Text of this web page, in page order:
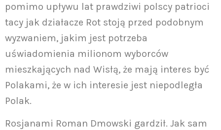
pomimo upływu lat prawdziwi polscy patrioci
tacy jak działacze Rot stoją przed podobnym
wyzwaniem, jakim jest potrzeba
uświadomienia milionom wyborców
mieszkających nad Wisłą, że mają interes być
Polakami, że w ich interesie jest niepodległa
Polak.
Rosjanami Roman Dmowski gardził. Jak sam